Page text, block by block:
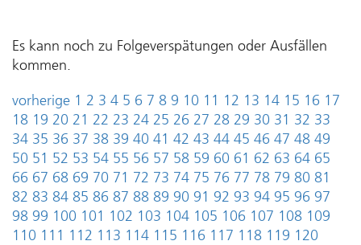
Es kann noch zu Folgeverspätungen oder Ausfällen
kommen.
vorherige 1 2 3 4 5 6 7 8 9 10 11 12 13 14 15 16 17
18 19 20 21 22 23 24 25 26 27 28 29 30 31 32 33
34 35 36 37 38 39 40 41 42 43 44 45 46 47 48 49
50 51 52 53 54 55 56 57 58 59 60 61 62 63 64 65
66 67 68 69 70 71 72 73 74 75 76 77 78 79 80 81
82 83 84 85 86 87 88 89 90 91 92 93 94 95 96 97
98 99 100 101 102 103 104 105 106 107 108 109
110 111 112 113 114 115 116 117 118 119 120